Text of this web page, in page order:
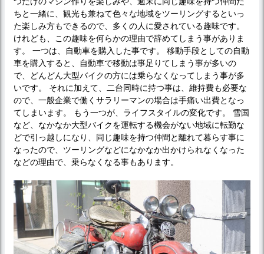
ちと一緒に、観光も兼ねて色々な地域をツーリングするといっ
た楽しみ方もできるので、多くの人に愛されている趣味です。
けれども、この趣味を何らかの理由で辞めてしまう事がありま
す。 一つは、自動車を購入した事です。 移動手段としての自動
車を購入すると、自動車で移動は事足りてしまう事が多いの
で、どんどん大型バイクの方には乗らなくなってしまう事が多
いです。 それに加えて、二台同時に持つ事は、維持費も必要な
ので、一般企業で働くサラリーマンの場合は手痛い出費となっ
てしまいます。 もう一つが、ライフスタイルの変化です。 雪国
など、なかなか大型バイクを運転する機会がない地域に転勤な
どで引っ越しになり、同じ趣味を持つ仲間と離れて暮らす事に
なったので、ツーリングなどになかなか出かけられなくなった
などの理由で、乗らなくなる事もあります。